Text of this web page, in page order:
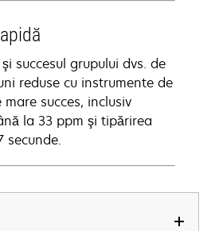
succesul grupului dvs. de
reduse cu instrumente de
succes, inclusiv
la 33 ppm şi tipărirea
secunde.